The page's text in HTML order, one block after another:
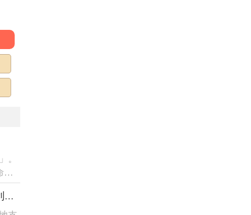
局
1986年属虎的人2026年怎么样 1986年属虎的5位吉利数字